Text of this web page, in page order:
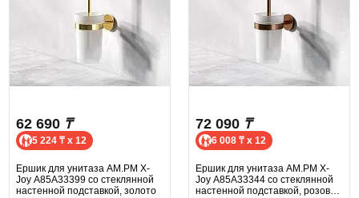
62 690 ₸
5 224 ₸ x 12
Ершик для унитаза AM.PM X-
Joy A85A33399 со стеклянной
настенной подставкой, золото
72 090 ₸
6 008 ₸ x 12
Ершик для унитаза AM.PM X-
Joy A85A33344 со стеклянной
настенной подставкой, розовое